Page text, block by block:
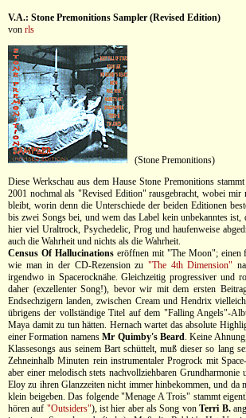
V.A.: Stone Premonitions Sampler (Revised Edition)
von rls
(Stone Premonitions)
Diese Werkschau aus dem Hause Stone Premonitions
2001 nochmal als "Revised Edition" rausgebracht, wobei mir
bleibt, worin denn die Unterschiede der beiden Editionen
bis zwei Songs bei, und wem das Label kein unbekanntes
hier viel Uraltrock, Psychedelic, Prog und haufenweise
auch die Wahrheit und nichts als die Wahrheit.
Census Of Hallucinationseröffnen mit "The Moon"; einen
wie man in der CD-Rezension zu "The 4th Dimension"
irgendwo in Spacerocknähe. Gleichzeitig progressiver und
daher (exzellenter Song!), bevor wir mit dem ersten
Endsechzigern landen, zwischen Cream und Hendrix
übrigens der vollständige Titel auf dem "Falling Angels"-
Maya damit zu tun hätten. Hernach wartet das absolute
einer Formation namensMr Quimby's Beard. Keine
Klassesongs aus seinem Bart schüttelt, muß dieser so lang
Zehneinhalb Minuten rein instrumentaler Progrock mit
aber einer melodisch stets nachvollziehbaren
Eloy zu ihren Glanzzeiten nicht immer hinbekommen, und da
klein beigeben. Das folgende "Menage A Trois" stammt
hören auf "Outsiders"), ist hier aber als Song vonTerri B.